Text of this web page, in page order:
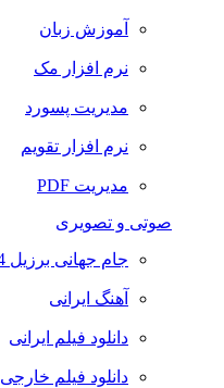
آموزش زبان
نرم افزار مک
مدیریت پسورد
نرم افزار تقویم
مدیریت PDF
صوتی و تصویری
جام جهانی برزیل 2014
آهنگ ایرانی
دانلود فیلم ایرانی
دانلود فیلم خارجی